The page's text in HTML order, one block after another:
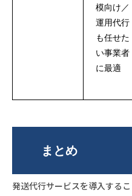
模向け／
運用代行
も任せた
い事業者
に最適
まとめ
発送代行サービスを導入する